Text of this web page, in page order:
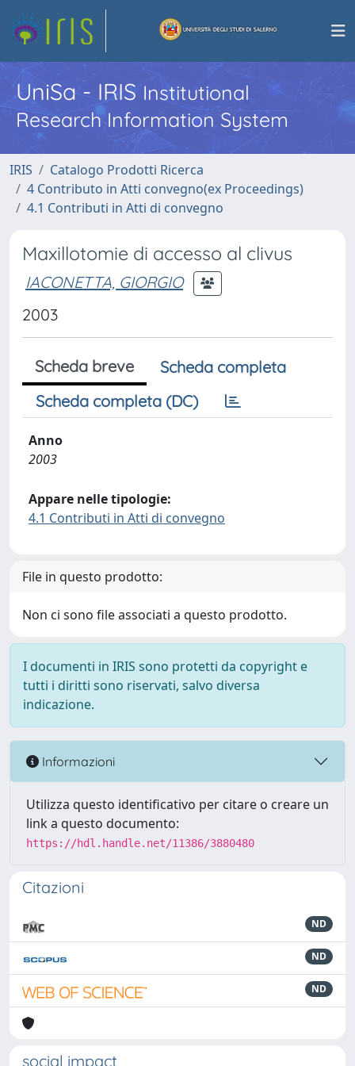
UniSa - IRISInstitutional
Research Information System
IRIS
Catalogo Prodotti Ricerca
4 Contributo in Atti convegno(ex Proceedings)
4.1 Contributi in Atti di convegno
Maxillotomie di accesso al clivus
IACONETTA, GIORGIO
2003
Scheda breve
Scheda completa
Scheda completa (DC)
Anno
2003
Appare nelle tipologie:
4.1 Contributi in Atti di convegno
File in questo prodotto:
Non ci sono file associati a questo prodotto.
I documenti in IRIS sono protetti da copyright e
tutti i diritti sono riservati, salvo diversa
indicazione.
Informazioni
Utilizza questo identificativo per citare o creare un
link a questo documento:
https://hdl.handle.net/11386/3880480
Citazioni
ND
ND
ND
social impact